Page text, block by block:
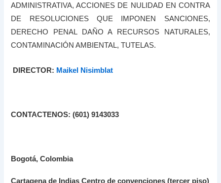
ADMINISTRATIVA, ACCIONES DE NULIDAD EN CONTRA
DE RESOLUCIONES QUE IMPONEN SANCIONES,
DERECHO PENAL DAÑO A RECURSOS NATURALES,
CONTAMINACIÓN AMBIENTAL, TUTELAS.
DIRECTOR: Maikel Nisimblat
CONTACTENOS: (601) 9143033
Bogotá, Colombia
Cartagena de Indias Centro de convenciones (tercer piso)